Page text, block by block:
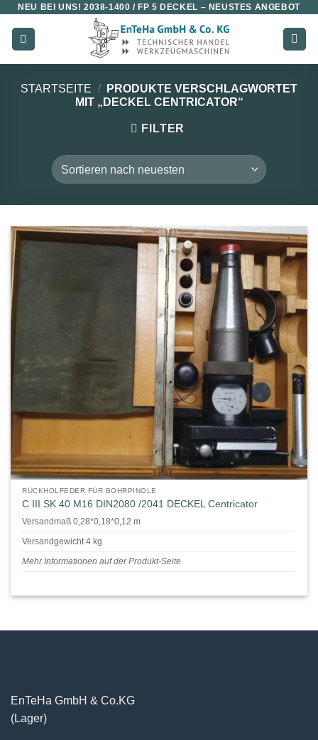
Zum
Inhalt
springen
NEU BEI UNS!2038-1400 / FP 5 DECKEL – NEUSTES ANGEBOT
STARTSEITE /
PRODUKTE VERSCHLAGWORTET
MIT „DECKEL CENTRICATOR“
FILTER
RÜCKHOLFEDER FÜR BOHRPINOLE
C III SK 40 M16 DIN2080 /2041 DECKEL Centricator
Versandmaß 0,28*0,18*0,12 m
Versandgewicht 4 kg
Mehr Informationen auf der Produkt-Seite
EnTeHa GmbH & Co.KG
(Lager)